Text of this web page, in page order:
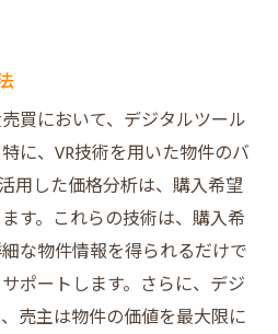
買において、デジタルツール
に、VR技術を用いた物件のバ
用した価格分析は、購入希望
す。これらの技術は、購入希
な物件情報を得られるだけで
ポートします。さらに、デジ
売主は物件の価値を最大限に